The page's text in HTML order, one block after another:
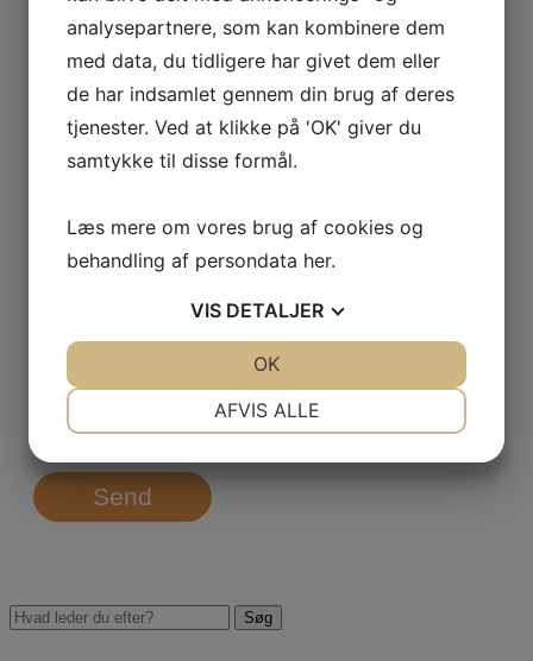
E-mail*
Virksomhed*
Hvad drejer din henvendelse sig om?
Send
analysepartnere, som kan kombinere dem
med data, du tidligere har givet dem eller
de har indsamlet gennem din brug af deres
tjenester. Ved at klikke på 'OK' giver du
samtykke til disse formål.
Læs mere om vores brug af cookies og
behandling af persondata her.
VIS DETALJER
MARKETING
AFVIS ALLE
OK